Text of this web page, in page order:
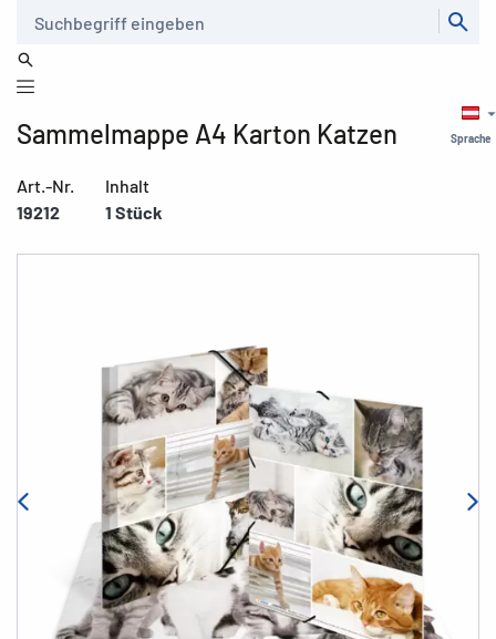
Sprache
Sammelmappe A4 Karton Katzen
Art.-Nr.
19212
Inhalt
1 Stück